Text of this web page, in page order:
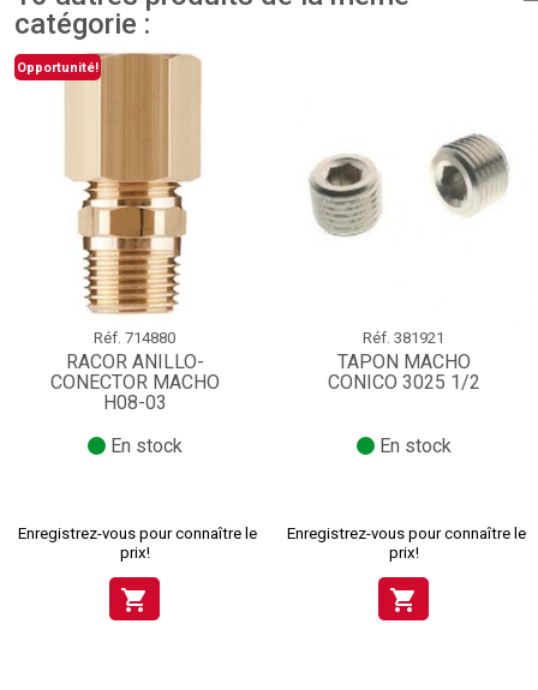
catégorie :
Opportunité!
Réf. 714880
RACOR ANILLO-
CONECTOR MACHO
H08-03
En stock
Enregistrez-vous pour connaître le
prix!
shopping_cart
Réf. 381921
TAPON MACHO
CONICO 3025 1/2
En stock
Enregistrez-vous pour connaître le
prix!
shopping_cart